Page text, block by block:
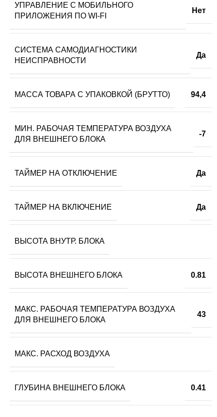
УПРАВЛЕНИЕ C МОБИЛЬНОГО
ПРИЛОЖЕНИЯ ПО WI-FI
Нет
СИСТЕМА САМОДИАГНОСТИКИ
НЕИСПРАВНОСТИ
Да
МАССА ТОВАРА С УПАКОВКОЙ (БРУТТО) 94,4
МИН. РАБОЧАЯ ТЕМПЕРАТУРА ВОЗДУХА
ДЛЯ ВНЕШНЕГО БЛОКА
-7
ТАЙМЕР НА ОТКЛЮЧЕНИЕ Да
ТАЙМЕР НА ВКЛЮЧЕНИЕ Да
ВЫСОТА ВНУТР. БЛОКА
ВЫСОТА ВНЕШНЕГО БЛОКА 0.81
МАКС. РАБОЧАЯ ТЕМПЕРАТУРА ВОЗДУХА
ДЛЯ ВНЕШНЕГО БЛОКА
43
МАКС. РАСХОД ВОЗДУХА
ГЛУБИНА ВНЕШНЕГО БЛОКА 0.41